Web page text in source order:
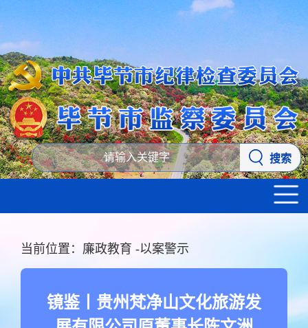
搜索
当前位置： 廉政教育 -以案警示
镜鉴丨贵州梵净山文化旅游发